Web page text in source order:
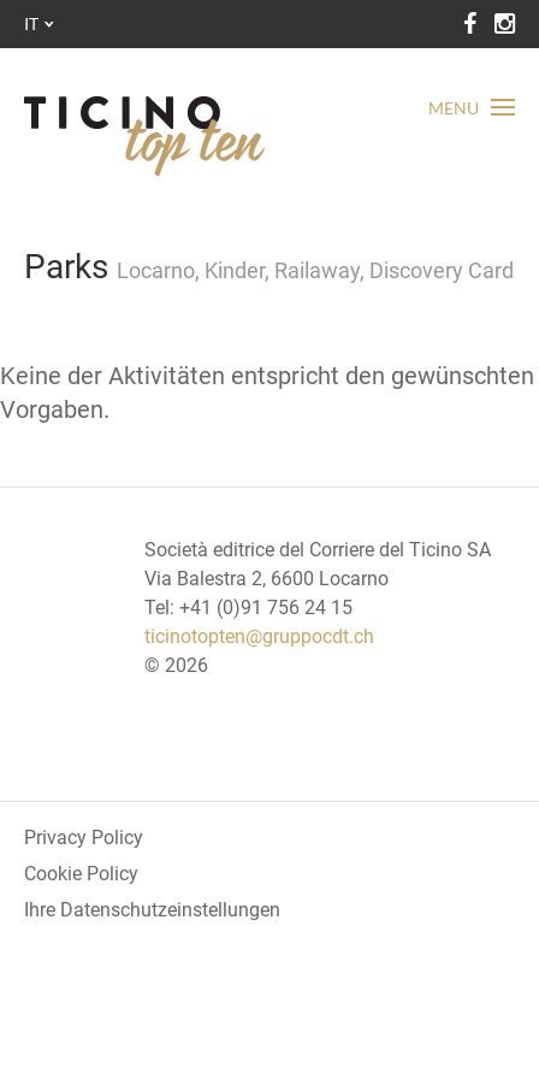
MENU
IT
Parks Locarno, Kinder, Railaway, Discovery Card
Keine der Aktivitäten entspricht den gewünschten
Vorgaben.
Società editrice del Corriere del Ticino SA
Via Balestra 2, 6600 Locarno
Tel: +41 (0)91 756 24 15
ticinotopten@gruppocdt.ch
© 2026
Privacy Policy
Cookie Policy
Ihre Datenschutzeinstellungen